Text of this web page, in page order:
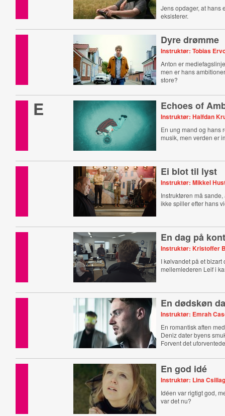
Jens opdager, at hans
eksisterer.
Dyre drømme
Instruktør: Tobias
Anton er
men er hans
store?
E Echoes of
Instruktør: Halfdan
En ung mand og hans
musik, men verden er
Ei blot til lyst
Instruktør: Mikkel
Instruktøren må
ikke spiller efter hans
En dag på
Instruktør: Kristoffer
I kølvandet på et
mellemlederen Leif i
En dødskøn
Instruktør: Emrah
En romantisk aften
Deniz dater byens
Forvent det
En god idé
Instruktør: Lina
Idéen var rigtigt god,
var det nu?